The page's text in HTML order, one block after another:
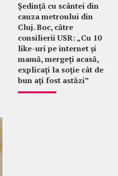
Ședință cu scântei din
cauza metroului din
Cluj. Boc, către
consilierii USR: „Cu 10
like-uri pe internet și
mamă, mergeți acasă,
explicați la soție cât de
bun ați fost astăzi”